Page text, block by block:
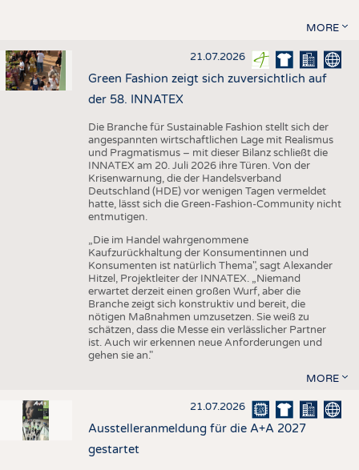
MORE
21.07.2026
Green Fashion zeigt sich zuversichtlich auf
der 58. INNATEX
Die Branche für Sustainable Fashion stellt sich der
angespannten wirtschaftlichen Lage mit Realismus
und Pragmatismus – mit dieser Bilanz schließt die
INNATEX am 20. Juli 2026 ihre Türen. Von der
Krisenwarnung, die der Handelsverband
Deutschland (HDE) vor wenigen Tagen vermeldet
hatte, lässt sich die Green-Fashion-Community nicht
entmutigen.
„Die im Handel wahrgenommene
Kaufzurückhaltung der Konsumentinnen und
Konsumenten ist natürlich Thema", sagt Alexander
Hitzel, Projektleiter der INNATEX. „Niemand
erwartet derzeit einen großen Wurf, aber die
Branche zeigt sich konstruktiv und bereit, die
nötigen Maßnahmen umzusetzen. Sie weiß zu
schätzen, dass die Messe ein verlässlicher Partner
ist. Auch wir erkennen neue Anforderungen und
gehen sie an."
MORE
21.07.2026
Ausstelleranmeldung für die A+A 2027
gestartet